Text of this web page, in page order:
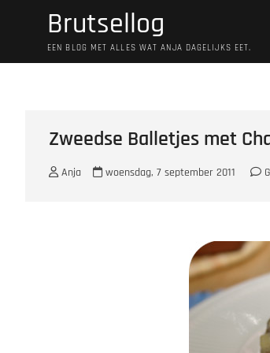
Brutsellog
EEN BLOG MET ALLES WAT ANJA DAGELIJKS EET.
Zweedse Balletjes met
Anja woensdag, 7 september 2011